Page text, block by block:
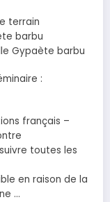
terrain
barbu
Gypaète barbu
:
français –
toutes les
en raison de la
…